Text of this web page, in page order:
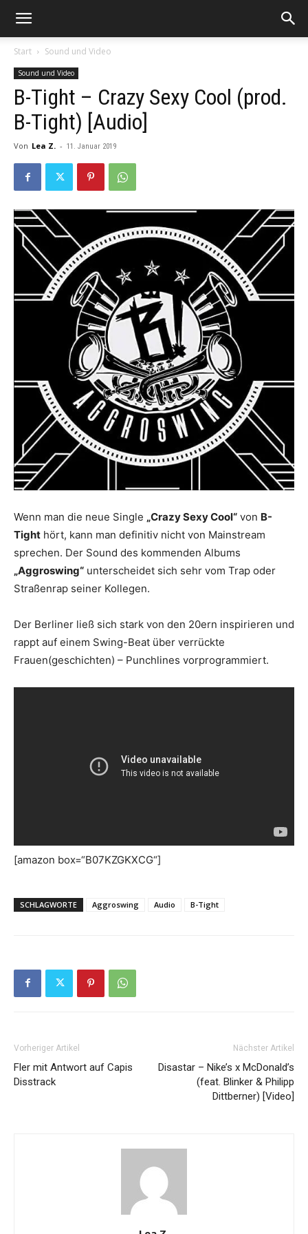
Start Sound und Video
Sound und Video
B-Tight – Crazy Sexy Cool (prod.
B-Tight) [Audio]
Von Lea Z. - 11. Januar 2019
Wenn man die neue Single „Crazy Sexy Cool“ von B-
Tight hört, kann man definitiv nicht von Mainstream
sprechen. Der Sound des kommenden Albums
„Aggroswing“ unterscheidet sich sehr vom Trap oder
Straßenrap seiner Kollegen.
Der Berliner ließ sich stark von den 20ern inspirieren und
rappt auf einem Swing-Beat über verrückte
Frauen(geschichten) – Punchlines vorprogrammiert.
[amazon box=“B07KZGKXCG“]
SCHLAGWORTE Aggroswing Audio B-Tight
Vorheriger Artikel
Fler mit Antwort auf Capis
Disstrack
Nächster Artikel
Disastar – Nike’s x McDonald’s
(feat. Blinker & Philipp
Dittberner) [Video]